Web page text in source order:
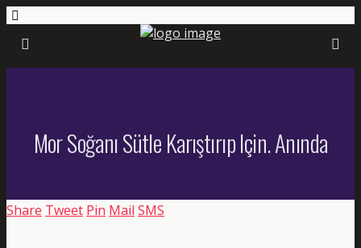
Mor Soğanı Sütle Karıştırıp Için. Anında
Share Tweet Pin Mail SMS